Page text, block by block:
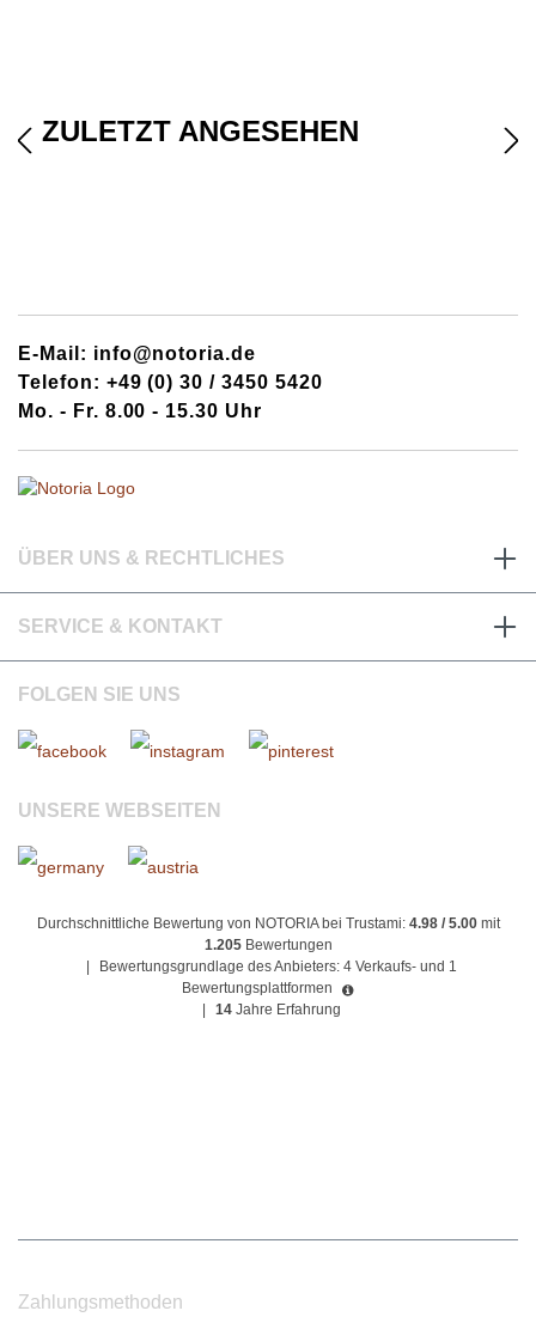
ZULETZT ANGESEHEN
E-Mail: info@notoria.de
Telefon: +49 (0) 30 / 3450 5420
Mo. - Fr. 8.00 - 15.30 Uhr
ÜBER UNS & RECHTLICHES
SERVICE & KONTAKT
FOLGEN SIE UNS
UNSERE WEBSEITEN
Durchschnittliche Bewertung von NOTORIA bei Trustami: 4.98 / 5.00mit
1.205 Bewertungen
Bewertungsgrundlage des Anbieters: 4 Verkaufs- und 1
Bewertungsplattformen
14 Jahre Erfahrung
Zahlungsmethoden